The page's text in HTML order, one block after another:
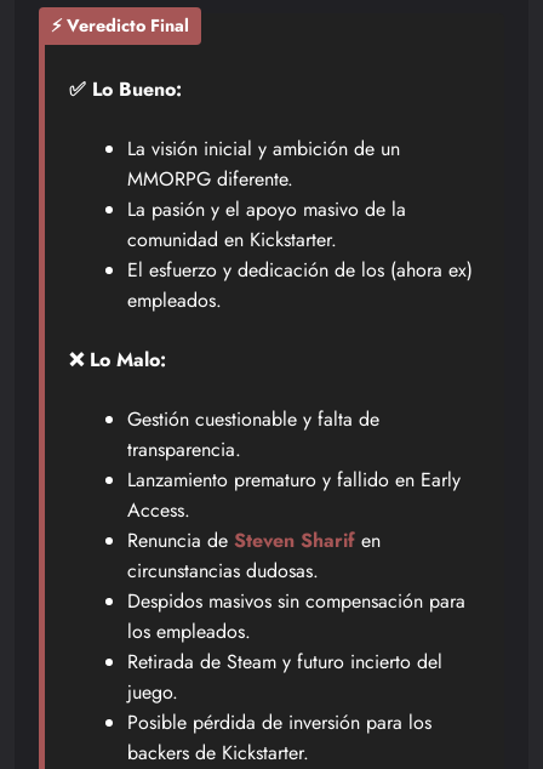
⚡ Veredicto Final
✅ Lo Bueno:
La visión inicial y ambición de un
MMORPG diferente.
La pasión y el apoyo masivo de la
comunidad en Kickstarter.
El esfuerzo y dedicación de los (ahora ex)
empleados.
❌ Lo Malo:
Gestión cuestionable y falta de
transparencia.
Lanzamiento prematuro y fallido en Early
Access.
Renuncia de Steven Sharif en
circunstancias dudosas.
Despidos masivos sin compensación para
los empleados.
Retirada de Steam y futuro incierto del
juego.
Posible pérdida de inversión para los
backers de Kickstarter.